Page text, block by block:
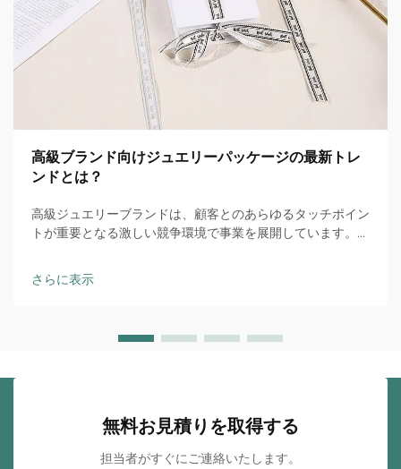
高級ブランド向けジュエリーパッケージの最新トレ
ンドとは？
高級ジュエリーブランドは、顧客とのあらゆるタッチポイン
トが重要となる激しい競争環境で事業を展開しています。開
護機能から、購買行動に影響を与える戦略的なブランド差別
化要素へと進化しました…
さらに表示
無料お見積りを取得する
担当者がすぐにご連絡いたします。